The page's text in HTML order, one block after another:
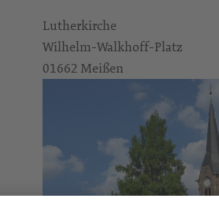
Lutherkirche
Wilhelm-Walkhoff-Platz
01662 Meißen